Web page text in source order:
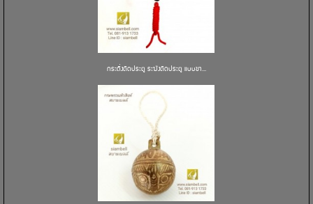
กระดิ่งติดประตู ระฆังติดประตู แบบขา...